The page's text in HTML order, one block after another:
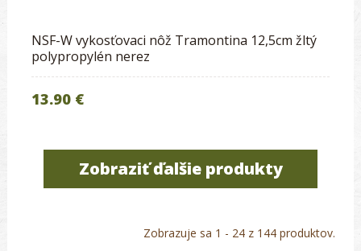
NSF-W vykosťovaci nôž Tramontina 12,5cm žltý
polypropylén nerez
13.90 €
Zobraziť ďalšie produkty
Zobrazuje sa 1 - 24 z 144 produktov.